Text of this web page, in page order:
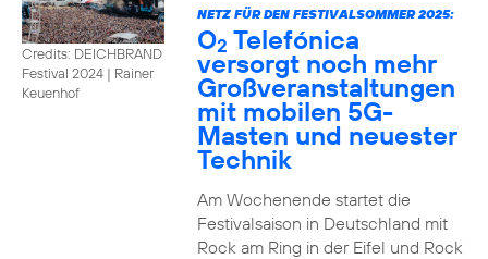
Credits: DEICHBRAND
Festival 2024 | Rainer
Keuenhof
NETZ FÜR DEN FESTIVALSOMMER 2025:
O2 Telefónica
versorgt noch mehr
Großveranstaltungen
mit mobilen 5G-
Masten und neuester
Technik
Am Wochenende startet die
Festivalsaison in Deutschland mit
Rock am Ring in der Eifel und Rock